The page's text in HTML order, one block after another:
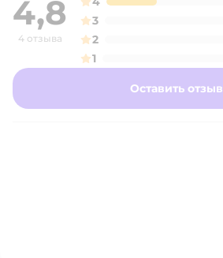
4,8
4 отзыва
3
2
1
Оставить отзыв